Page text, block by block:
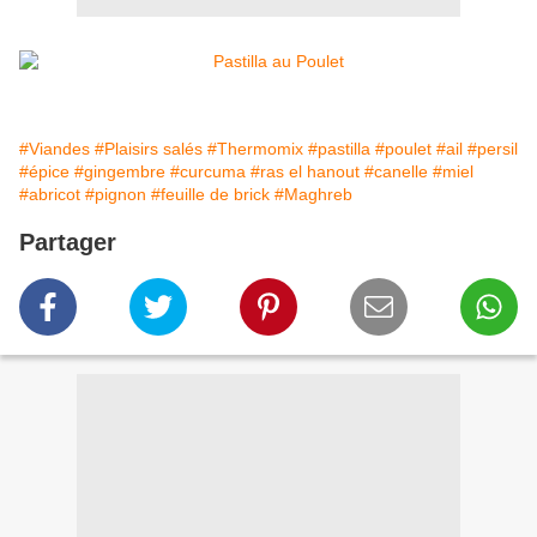
#Viandes #Plaisirs salés #Thermomix #pastilla #poulet #ail #persil
#épice #gingembre #curcuma #ras el hanout #canelle #miel
#abricot #pignon #feuille de brick #Maghreb
Partager